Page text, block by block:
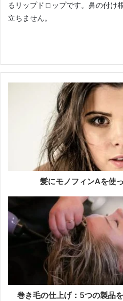
るリップドロップです。 鼻の付け
立ちません。
髪にモノフィンAを使
巻き毛の仕上げ：5つの製品